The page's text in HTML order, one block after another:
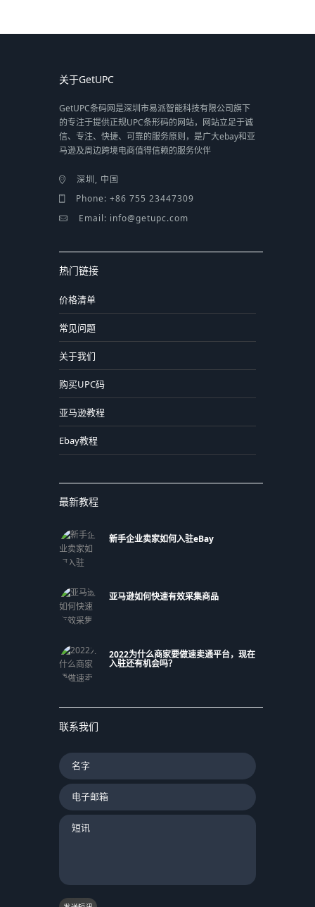
关于GetUPC
GetUPC条码网是深圳市易派智能科技有限公司旗下
的专注于提供正规UPC条形码的网站，网站立足于诚
信、专注、快捷、可靠的服务原则，是广大ebay和亚
马逊及周边跨境电商值得信赖的服务伙伴
深圳, 中国
Phone: +86 755 23447309
Email: info@getupc.com
热门链接
价格清单
常见问题
关于我们
购买UPC码
亚马逊教程
Ebay教程
最新教程
新手企业卖家如何入驻eBay
亚马逊如何快速有效采集商品
2022为什么商家要做速卖通平台，现在
入驻还有机会吗？
联系我们